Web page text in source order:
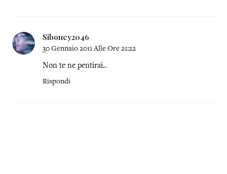
Siboney2046
30 Gennaio 2011 Alle Ore 21:22
Non te ne pentirai..
Rispondi